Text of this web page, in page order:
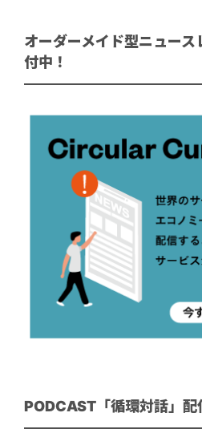
オーダーメイド型ニュース
付中！
PODCAST「循環対話」配